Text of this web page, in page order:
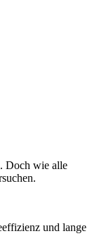
Doch wie alle
und lange